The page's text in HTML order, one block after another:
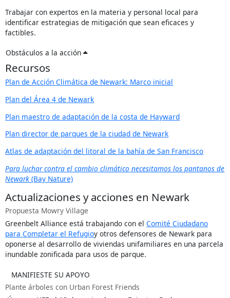
Trabajar con expertos en la materia y personal local para
identificar estrategias de mitigación que sean eficaces y
factibles.
Obstáculos a la acción
Recursos
Plan de Acción Climática de Newark: Marco inicial
Plan del Área 4 de Newark
Plan maestro de adaptación de la costa de Hayward
Plan director de parques de la ciudad de Newark
Atlas de adaptación del litoral de la bahía de San Francisco
Para luchar contra el cambio climático necesitamos los pantanos de
Newark (Bay Nature)
Actualizaciones y acciones en Newark
Propuesta Mowry Village
Greenbelt Alliance está trabajando con elComité Ciudadano
para Completar el Refugioy otros defensores de Newark para
oponerse al desarrollo de viviendas unifamiliares en una parcela
inundable zonificada para usos de parque.
MANIFIESTE SU APOYO
Plante árboles con Urban Forest Friends